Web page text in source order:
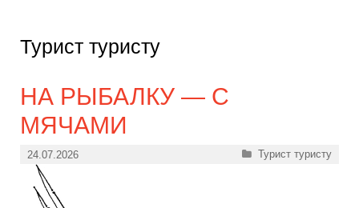
Турист туристу
НА РЫБАЛКУ — С
МЯЧАМИ
24.07.2026 Рубрики
Турист туристу